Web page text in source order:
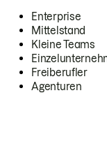
Enterprise
Mittelstand
Kleine Teams
Freiberufler
Agenturen